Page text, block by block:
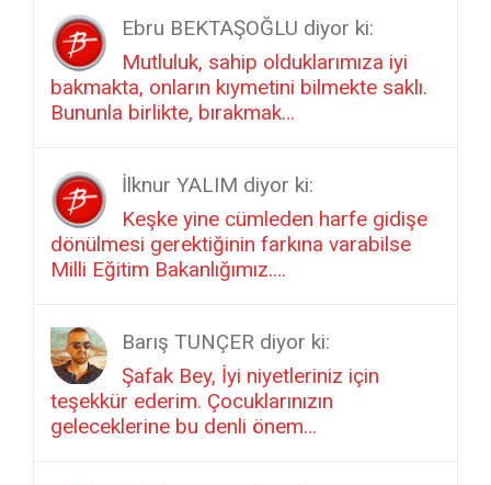
Ebru BEKTAŞOĞLU diyor ki:
Mutluluk, sahip olduklarımıza iyi
bakmakta, onların kıymetini bilmekte saklı.
Bununla birlikte, bırakmak…
İlknur YALIM diyor ki:
Keşke yine cümleden harfe gidişe
dönülmesi gerektiğinin farkına varabilse
Milli Eğitim Bakanlığımız.…
Barış TUNÇER diyor ki:
Şafak Bey, İyi niyetleriniz için
teşekkür ederim. Çocuklarınızın
geleceklerine bu denli önem…